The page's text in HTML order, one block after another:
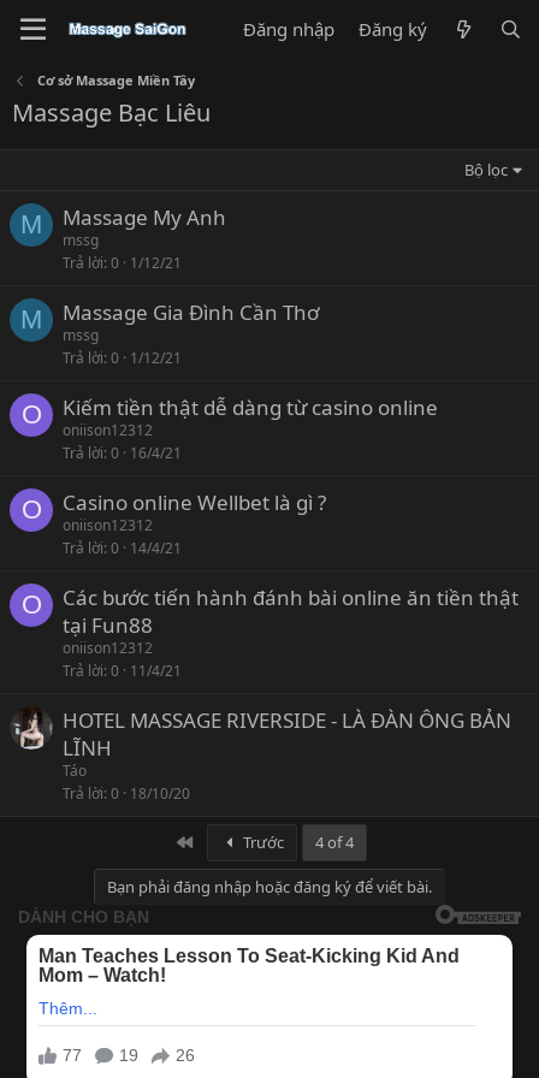
Đăng nhập Đăng ký
Cơ sở Massage Miền Tây
Massage Bạc Liêu
Bộ lọc
M Massage My Anh
mssg
Trả lời 0 1/12/21
M Massage Gia Đình Cần Thơ
mssg
Trả lời 0 1/12/21
O Kiếm tiền thật dễ dàng từ casino online
oniison12312
Trả lời 0 16/4/21
O Casino online Wellbet là gì ?
oniison12312
Trả lời 0 14/4/21
O
Các bước tiến hành đánh bài online ăn tiền thật
tại Fun88
oniison12312
Trả lời 0 11/4/21
HOTEL MASSAGE RIVERSIDE - LÀ ĐÀN ÔNG BẢN
LĨNH
Táo
Trả lời 0 18/10/20
Trước 4 of 4
Bạn phải đăng nhập hoặc đăng ký để viết bài.